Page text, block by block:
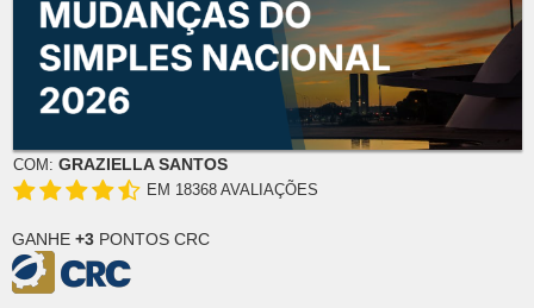
COM: GRAZIELLA SANTOS
EM 18368 AVALIAÇÕES
GANHE +3 PONTOS CRC